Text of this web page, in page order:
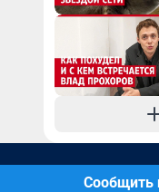
Сообщить